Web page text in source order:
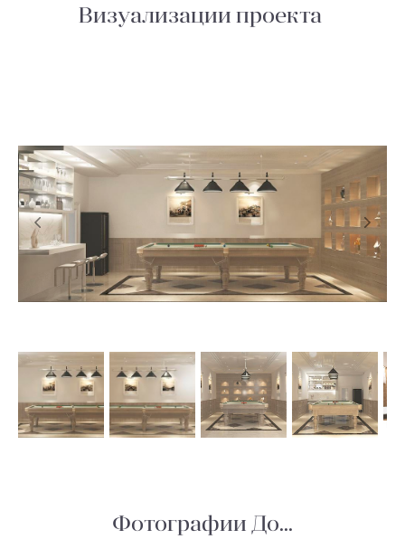
Визуализации проекта
Фотографии До...